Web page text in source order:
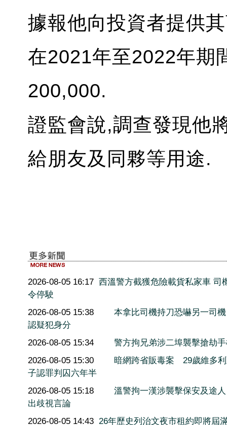
據報他向投資者提供
在2021年至2022年期
200,000.
證監會說,調查發現他
給朋友及同夥等用途.
2026-08-05 16:17 西溫警方截獲危險載貨私家車 司
令停駛
2026-08-05 15:38
本拿比司機持刀恐嚇另一司
認疑犯身分
2026-08-05 15:34
警方拘兄弟涉二埠襲擊搶劫
2026-08-05 15:30
暗網跨省販毒案 29歲維多
子認罪判囚六年半
2026-08-05 15:18
溫警拘一漢涉襲擊保安及途
出歧視言論
2026-08-05 14:43 26年歷史列治文夜市租約即將屆